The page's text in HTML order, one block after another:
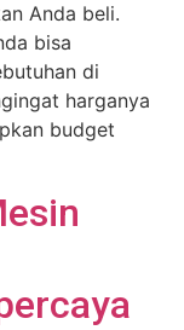
Anda beli.
bisa
di
harganya
budget